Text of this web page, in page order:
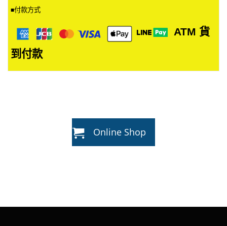
■付款方式
ATM 貨
到付款
Online Shop